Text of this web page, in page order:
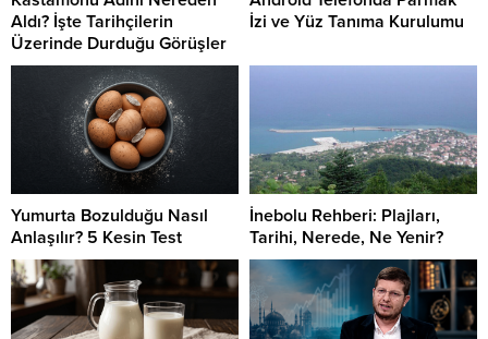
Aldı? İşte Tarihçilerin
Üzerinde Durduğu Görüşler
İzi ve Yüz Tanıma Kurulumu
Yumurta Bozulduğu Nasıl
Anlaşılır? 5 Kesin Test
İnebolu Rehberi: Plajları,
Tarihi, Nerede, Ne Yenir?